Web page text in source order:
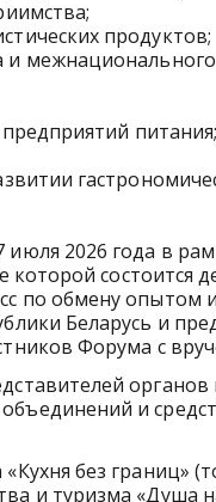
продуктов;
межнационального
питания;
2026 года в
которой
по обмену опытом
Беларусь и
Форума с
органов
и
без границ»
и туризма «Душа